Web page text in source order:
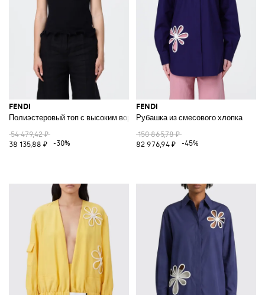
FENDI
Полиэстеровый топ с высоким воротником и логотипом
54 479,42 ₽
38 135,88 ₽
-30%
FENDI
Рубашка из смесового хлопка
150 865,78 ₽
82 976,94 ₽
-45%